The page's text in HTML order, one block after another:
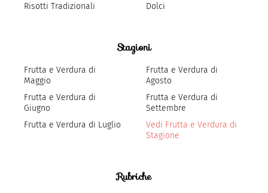
Risotti Tradizionali
Dolci
Stagioni
Frutta e Verdura di
Maggio
Frutta e Verdura di
Giugno
Frutta e Verdura di Luglio
Frutta e Verdura di
Agosto
Frutta e Verdura di
Settembre
Vedi Frutta e Verdura di
Stagione
Rubriche